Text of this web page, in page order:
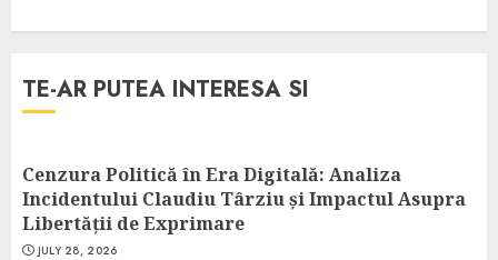
TE-AR PUTEA INTERESA SI
Cenzura Politică în Era Digitală: Analiza
Incidentului Claudiu Târziu și Impactul Asupra
Libertății de Exprimare
JULY 28, 2026